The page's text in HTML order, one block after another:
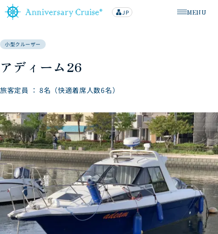
メニューを
MENU
lan
g
JP
小型クルーザー
アディーム26
旅客定員 ： 8名（快適着席人数6名）